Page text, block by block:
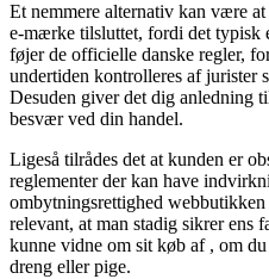
Et nemmere alternativ kan være
e-mærke tilsluttet, fordi det typisk
føjer de officielle danske regler,
undertiden kontrolleres af jurister
Desuden giver det dig anledning
besvær ved din handel.
Ligeså tilrådes det at kunden er
reglementer der kan have
ombytningsrettighed
relevant, at man stadig sikrer ens
kunne vidne om sit køb af , om
dreng eller pige.